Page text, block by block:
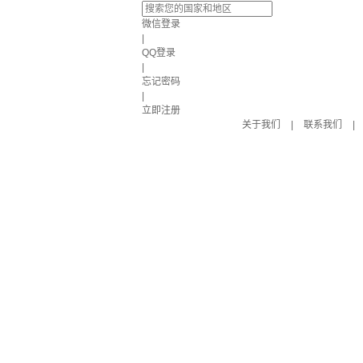
微信登录
QQ登录
忘记密码
立即注册
关于我们
联系我们